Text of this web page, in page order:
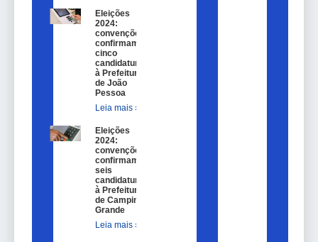
Eleições
2024:
convenções
confirmam
cinco
candidaturas
à Prefeitura
de João
Pessoa
Leia mais »
Eleições
2024:
convenções
confirmam
seis
candidaturas
à Prefeitura
de Campina
Grande
Leia mais »